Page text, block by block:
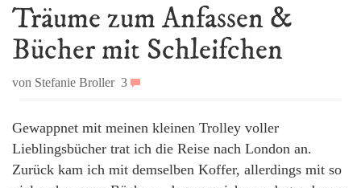
Träume zum Anfassen &
Bücher mit Schleifchen
von Stefanie Broller 3
Gewappnet mit meinen kleinen Trolley voller
Lieblingsbücher trat ich die Reise nach London an.
Zurück kam ich mit demselben Koffer, allerdings mit so